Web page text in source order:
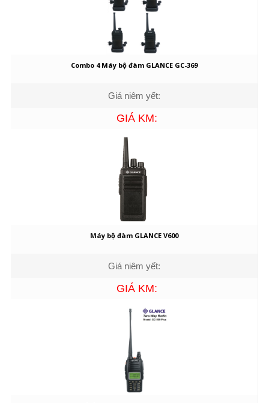
Combo 4 Máy bộ đàm GLANCE GC-369
Giá niêm yết:
GIÁ KM:
Máy bộ đàm GLANCE V600
Giá niêm yết:
GIÁ KM: